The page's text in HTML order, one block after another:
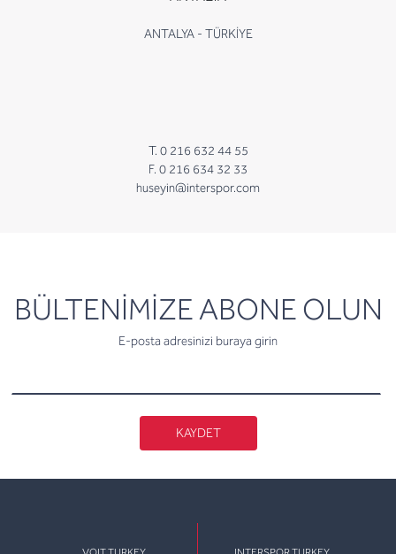
ANTALYA - TÜRKİYE
T. 0 216 632 44 55
F. 0 216 634 32 33
huseyin@interspor.com
BÜLTENİMİZE ABONE OLUN
E-posta adresinizi buraya girin
newsletter
KAYDET